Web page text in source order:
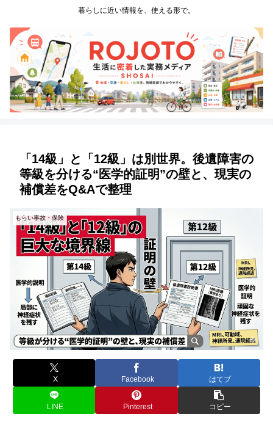
暮らしに近い情報を、使える形で。
「14級」と「12級」は別世界。後遺障害の
等級を分ける“医学的証明”の壁と、現実の
補償差をQ&Aで整理
もらい事故・保険
X Facebook はてブ
LINE Pinterest コピー